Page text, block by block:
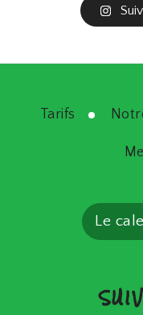
Tarifs
Le